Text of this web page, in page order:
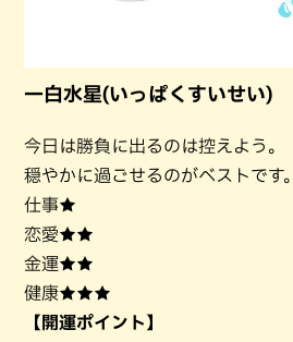
一白水星(いっぱくすいせい)
今日は勝負に出るのは控えよう。
穏やかに過ごせるのがベストです。
仕事★
恋愛★★
金運★★
健康★★★
【開運ポイント】